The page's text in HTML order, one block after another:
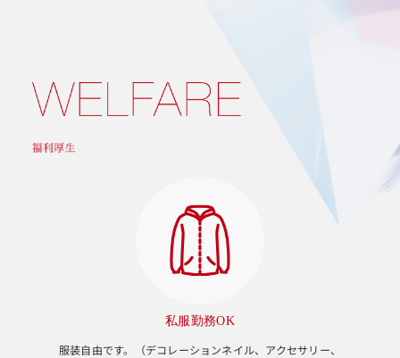
私服勤務OK
服装自由です。（デコレーションネイル、アクセサリー、